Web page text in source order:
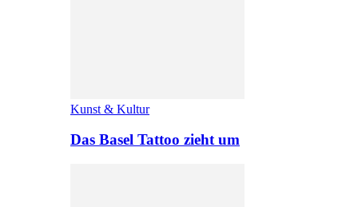
Kunst & Kultur
Das Basel Tattoo zieht um